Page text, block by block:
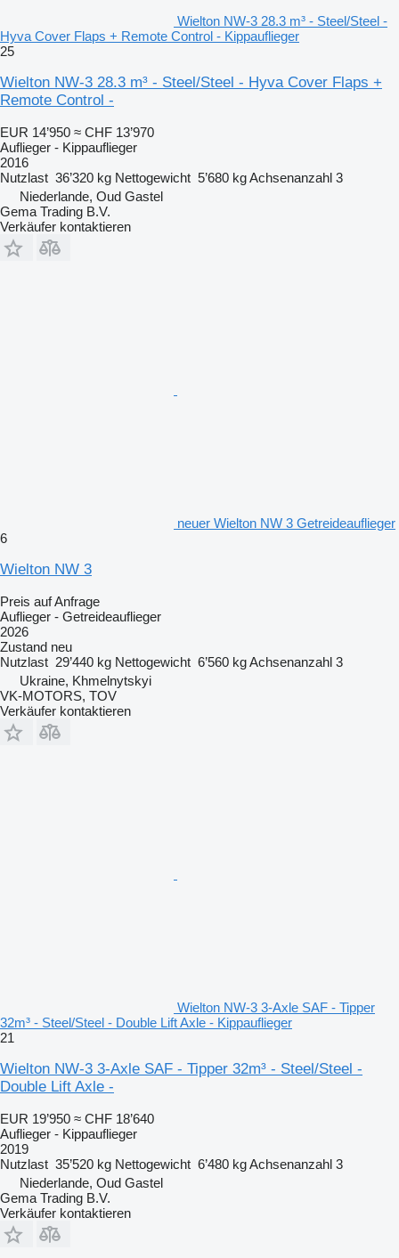
Wielton NW-3 28.3 m³ - Steel/Steel -
Hyva Cover Flaps + Remote Control - Kippauflieger
25
Wielton NW-3 28.3 m³ - Steel/Steel - Hyva Cover Flaps +
Remote Control -
EUR 14’950 ≈ CHF 13’970
Auflieger - Kippauflieger
2016
Nutzlast 36’320 kg Nettogewicht 5’680 kgAchsenanzahl 3
Niederlande, Oud Gastel
Gema Trading B.V.
Verkäufer kontaktieren
neuer Wielton NW 3 Getreideauflieger
6
Wielton NW 3
Preis auf Anfrage
Auflieger - Getreideauflieger
2026
Zustand neu
Nutzlast 29’440 kg Nettogewicht 6’560 kgAchsenanzahl 3
Ukraine, Khmelnytskyi
VK-MOTORS, TOV
Verkäufer kontaktieren
Wielton NW-3 3-Axle SAF - Tipper
32m³ - Steel/Steel - Double Lift Axle - Kippauflieger
21
Wielton NW-3 3-Axle SAF - Tipper 32m³ - Steel/Steel -
Double Lift Axle -
EUR 19’950 ≈ CHF 18’640
Auflieger - Kippauflieger
2019
Nutzlast 35’520 kg Nettogewicht 6’480 kgAchsenanzahl 3
Niederlande, Oud Gastel
Gema Trading B.V.
Verkäufer kontaktieren